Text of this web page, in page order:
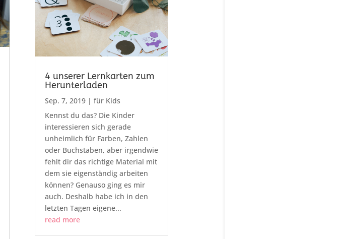
4 unserer Lernkarten zum
Herunterladen
Sep. 7, 2019| für Kids
Kennst du das? Die Kinder
interessieren sich gerade
unheimlich für Farben, Zahlen
oder Buchstaben, aber irgendwie
fehlt dir das richtige Material mit
dem sie eigenständig arbeiten
können? Genauso ging es mir
auch. Deshalb habe ich in den
letzten Tagen eigene...
read more